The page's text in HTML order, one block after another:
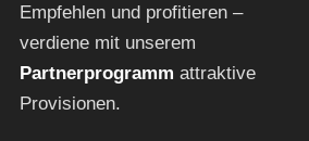
Empfehlen und profitieren –
verdiene mit unserem
Partnerprogramm attraktive
Provisionen.